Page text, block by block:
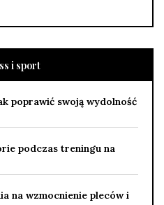
i sport
poprawić swoją wydolność
podczas treningu na
na wzmocnienie pleców i